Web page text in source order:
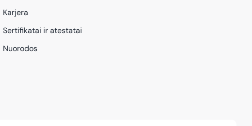
Karjera
Sertifikatai ir atestatai
Nuorodos